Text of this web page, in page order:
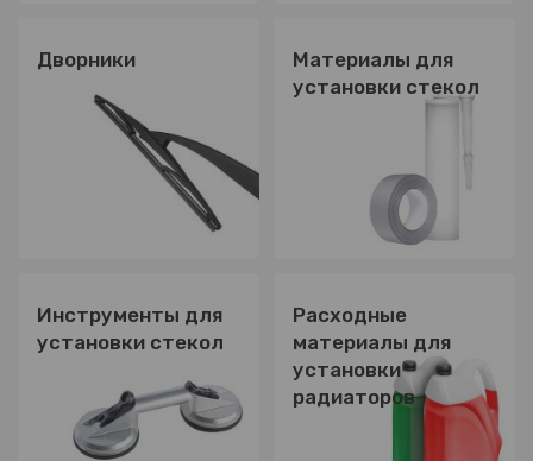
Дворники
Материалы для
установки стекол
Инструменты для
установки стекол
Расходные
материалы для
установки
радиаторов